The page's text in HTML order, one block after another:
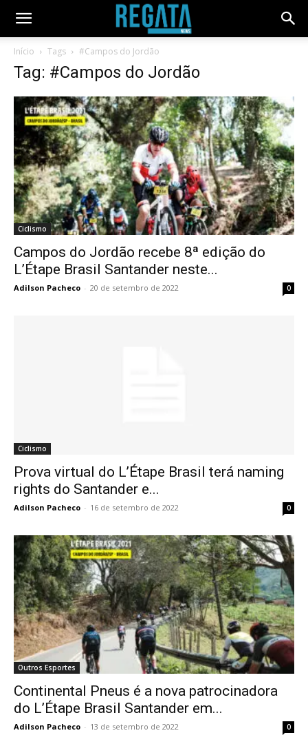
Início Tags #Campos do Jordão
Tag: #Campos do Jordão
Ciclismo
Campos do Jordão recebe 8ª edição do
L’Étape Brasil Santander neste...
Adilson Pacheco - 20 de setembro de 2022 0
Ciclismo
Prova virtual do L’Étape Brasil terá naming
rights do Santander e...
Adilson Pacheco - 16 de setembro de 2022 0
Outros Esportes
Continental Pneus é a nova patrocinadora
do L’Étape Brasil Santander em...
Adilson Pacheco - 13 de setembro de 2022 0